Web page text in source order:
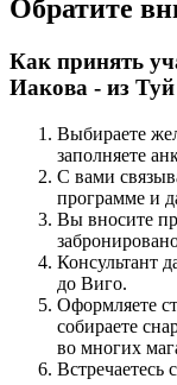
Обратите
Как принять
Иакова - из
Выбираете
заполняете
С вами
программе и
Вы вносите
Консультант
до Виго.
Оформляете
собираете
во многих
Встречаетесь